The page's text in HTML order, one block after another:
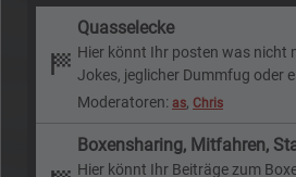
Quasselecke
Hier könnt Ihr posten was nicht
Jokes, jeglicher Dummfug oder
Moderatoren: as, Chris
Boxensharing, Mitfahren,
Hier könnt Ihr Beiträge zum